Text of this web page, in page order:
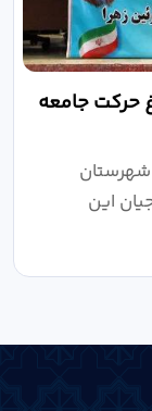
حرکت جامعه
شهرستان
این